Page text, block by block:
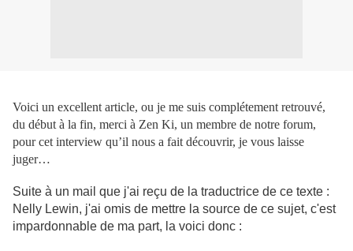
Voici un excellent article, ou je me suis complétement retrouvé,
du début à la fin, merci à Zen Ki, un membre de notre forum,
pour cet interview qu’il nous a fait découvrir, je vous laisse
juger…
Suite à un mail que j'ai reçu de la traductrice de ce texte :
Nelly Lewin, j'ai omis de mettre la source de ce sujet, c'est
impardonnable de ma part, la voici donc :